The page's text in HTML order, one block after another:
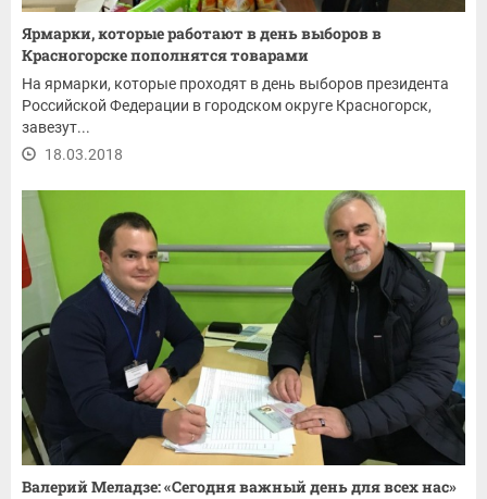
Ярмарки, которые работают в день выборов в
Красногорске пополнятся товарами
На ярмарки, которые проходят в день выборов президента
Российской Федерации в городском округе Красногорск,
завезут...
18.03.2018
Валерий Меладзе: «Сегодня важный день для всех нас»